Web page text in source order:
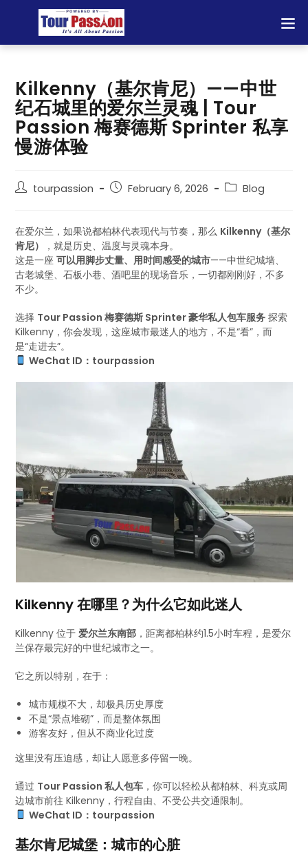
Kilkenny（基尔肯尼）——中世
纪石城里的爱尔兰灵魂 | Tour
Passion 梅赛德斯 Sprinter 私享
慢游体验
tourpassion February 6, 2026 Blog
在爱尔兰，如果说都柏林代表现代与节奏，那么 Kilkenny（基尔
肯尼）
，就是历史、温度与灵魂本身。
这是一座可以用脚步丈量、用时间感受的城市——中世纪城墙、
古老城堡、石板小巷、酒吧里的现场音乐，一切都刚刚好，不多
不少。
选择 Tour Passion 梅赛德斯 Sprinter 豪华私人包车服务 探索
Kilkenny，你会发现，这座城市最迷人的地方，不是“看”，而
是“走进去”。
WeChat ID：tourpassion
Kilkenny 在哪里？为什么它如此迷人
Kilkenny 位于爱尔兰东南部 ，距离都柏林约1.5小时车程，是爱尔
兰保存最完好的中世纪城市之一。
它之所以特别，在于：
城市规模不大，却极具历史厚度
不是“景点堆砌”，而是整体氛围
游客友好，但从不商业化过度
这里没有压迫感，却让人愿意多停留一晚。
通过 Tour Passion 私人包车 ，你可以轻松从都柏林、科克或周
边城市前往 Kilkenny，行程自由、不受公共交通限制。
WeChat ID：tourpassion
基尔肯尼城堡：城市的心脏